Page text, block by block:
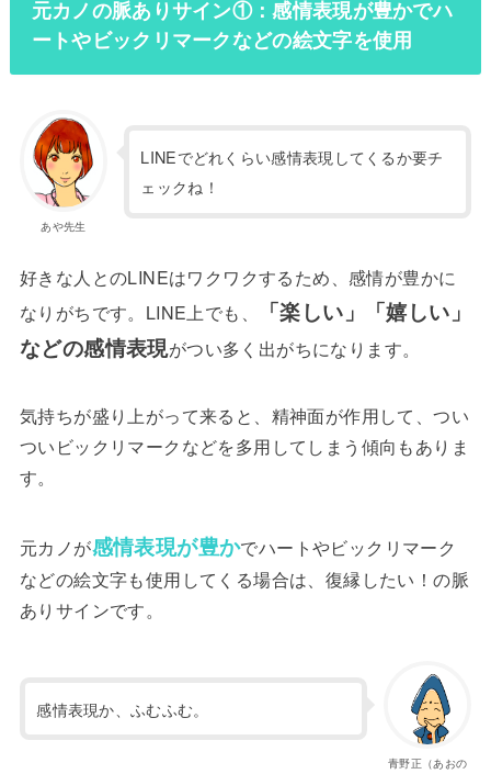
元カノの脈ありサイン①：感情表現が豊かでハ
ートやビックリマークなどの絵文字を使用
あや先生
LINEでどれくらい感情表現してくるか要チ
ェックね！
好きな人とのLINEはワクワクするため、感情が豊かに
なりがちです。LINE上でも、
「楽しい」「嬉しい」
などの感情表現がつい多く出がちになります。
気持ちが盛り上がって来ると、精神面が作用して、つい
ついビックリマークなどを多用してしまう傾向もありま
す。
元カノが感情表現が豊かでハートやビックリマーク
などの絵文字も使用してくる場合は、復縁したい！の脈
ありサインです。
青野正（あおの
感情表現か、ふむふむ。